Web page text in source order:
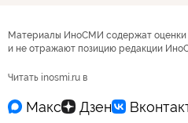
Материалы ИноСМИ содержат
и не отражают позицию редакции
Читать inosmi.ru в